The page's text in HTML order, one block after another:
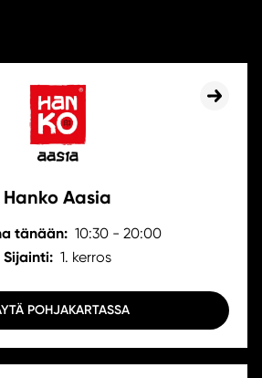
Hanko Aasia
tänään: 10:30 - 20:00
Sijainti: 1. kerros
POHJAKARTASSA